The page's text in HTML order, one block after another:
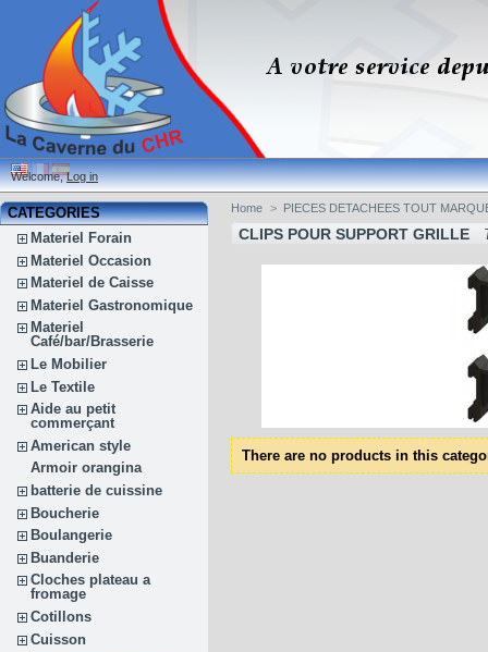
Welcome,Log in
CATEGORIES
Materiel Forain
Materiel Occasion
Materiel de Caisse
Materiel Gastronomique
Materiel
Café/bar/Brasserie
Le Mobilier
Le Textile
Aide au petit
commerçant
American style
Armoir orangina
batterie de cuissine
Boucherie
Boulangerie
Buanderie
Cloches plateau a
fromage
Cotillons
Cuisson
Home > PIECES DETACHEES TOUT
CLIPS POUR SUPPORT GRILLE
There are no products in this